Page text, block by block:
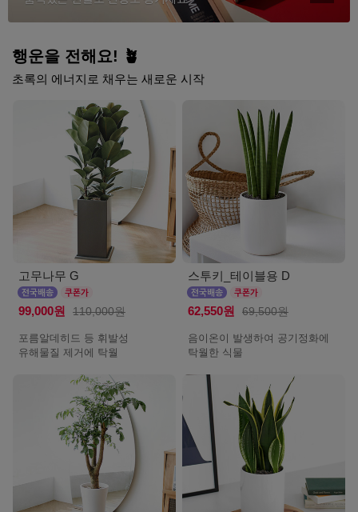
행운을 전해요! 🪴
초록의 에너지로 채우는 새로운 시작
고무나무 G
99,000원 110,000원
포름알데히드 등 휘발성
유해물질 제거에 탁월
스투키_테이블용 D
62,550원 69,500원
음이온이 발생하여 공기정화에
탁월한 식물